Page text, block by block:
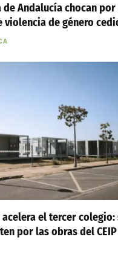
de Andalucía chocan
violencia de género
el tercer colegio:
por las obras del CEIP